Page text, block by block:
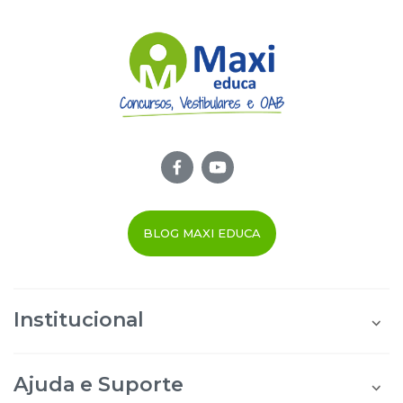
BLOG MAXI EDUCA
Institucional
Área do Afiliado
Ajuda e Suporte